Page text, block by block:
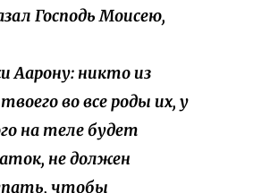
Господь Моисею,
Аарону: никто из
во все роды их, у
на теле будет
не должен
чтобы